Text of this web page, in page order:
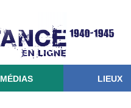
MÉDIAS LIEUX